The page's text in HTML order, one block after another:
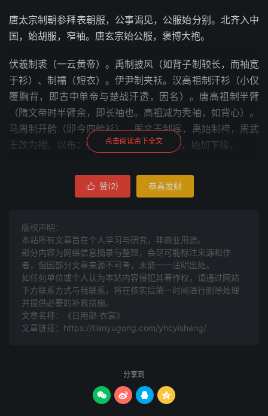
唐太宗制朝参拜表朝服，公事谒见，公服始分别。北齐入中
国，始胡服，窄袖。唐玄宗始公服，褒博大袍。
伏羲制裘（一云黄帝）。禹制披风（如背子制较长，而袖宽
于衫）、制襦（短衣）。伊尹制夹袄。汉高祖制汗衫（小仅
覆胸背，即古中单帝与楚战汗透，因名）。唐高祖制半臂
（隋文帝时半臂余，即长袖也。高祖减为秃袖，如背心）。
马周制开骻（即今四骻衫）。周文王制裈，禹始制袴，周武
王改为褶，以布；敬王以缯；汉章帝以绫，始加下缘。
晋董威制百结（碎杂缯为之）。宋太祖制截褶、制海青（俱
仿南番作）。宇文涉制毡衫。
陈成子制雨衣、雨帽。宇文涉制雨笼。于则制角袜（前后两
只相承，中心系带）。魏文帝吴妃始裁缝如今样。后魏始赐
僧尼偏衫。
天子服
黄帝始定人君服，色随王运。周公始制天子服，四时各以其
点击阅读余下全文
 赞(2) 恭喜发财
版权声明：
本站所有文章旨在个人学习与研究，非商业用途。
部分内容为网络信息摘录与整理，会尽可能标注来源和作
者，但因部分文章来源不可考，未能一一注明出处。
如任何单位或个人认为本站内容侵犯其著作权，请通过网站
下方联系方式与我联系​​，将在核实后第一时间进行删除处理
并提供必要的补救措施。
文章名称：《日用部·衣裳》
文章链接： https://tianyugong.com/yhcyishang/
分享到
   